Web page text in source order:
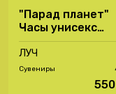
"Парад планет"
Часы унисекс
Обратный ход
72087607
ЛУЧ
Сувениры
550